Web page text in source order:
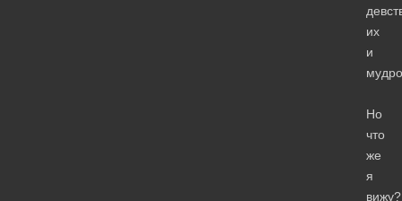
их
и
Но
что
же
я
вижу?